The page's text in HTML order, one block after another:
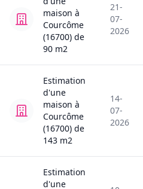
maison à
Courcôme
(16700) de
90 m2
21-
07-
2026
Estimation
d'une
maison à
Courcôme
(16700) de
143 m2
14-
07-
2026
Estimation
d'une